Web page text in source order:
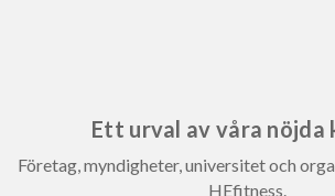
Ett urval av våra nöjda
Företag, myndigheter, universitet och
HEfitness.